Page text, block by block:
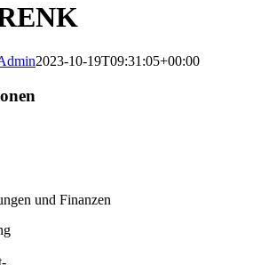
2023-10-19T09:31:05+00:00
und Finanzen
,